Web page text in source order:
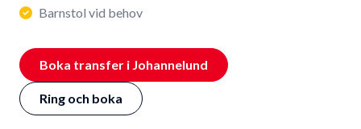
Barnstol vid behov
Boka transfer i Johannelund
Ring och boka